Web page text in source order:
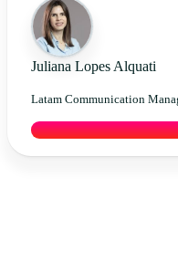
Juliana Lopes Alquati
Latam Communication